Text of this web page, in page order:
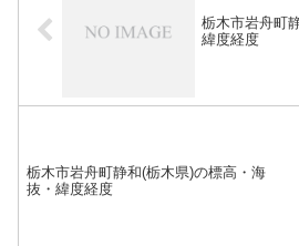
栃木市岩舟町
緯度経度
栃木市岩舟町静和(栃木県)の標高・海
抜・緯度経度